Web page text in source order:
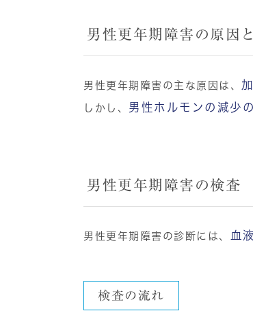
男性更年期障害の原因
男性更年期障害の主な原因は、
しかし、 男性ホルモンの減少
男性更年期障害の検査
男性更年期障害の診断には、 血
検査の流れ